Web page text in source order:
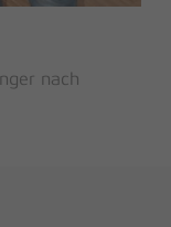
nach